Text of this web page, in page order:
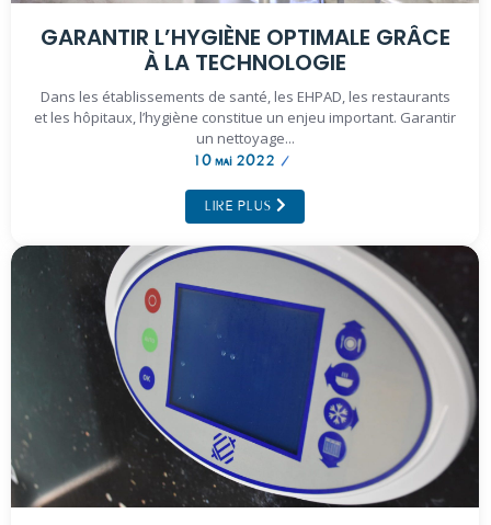
GARANTIR L’HYGIÈNE OPTIMALE GRÂCE
À LA TECHNOLOGIE
Dans les établissements de santé, les EHPAD, les restaurants
et les hôpitaux, l’hygiène constitue un enjeu important. Garantir
un nettoyage...
10 mai 2022 /
LIRE PLUS